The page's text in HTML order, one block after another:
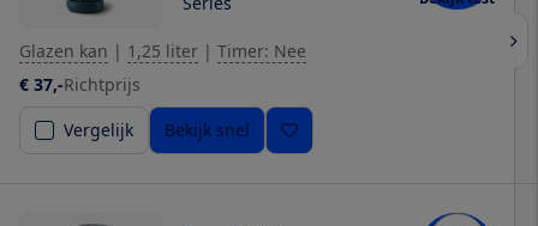
Glazen kan | 1,25 liter | Timer: Nee
€ 37,-Richtprijs
Vergelijk
Bekijk snel